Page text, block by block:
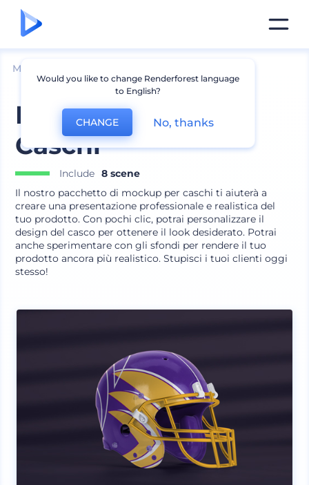
Mockup
Mockup di Varietà
Caschi
Include 8 scene
Il nostro pacchetto di mockup per caschi ti aiuterà a
creare una presentazione professionale e realistica del
tuo prodotto. Con pochi clic, potrai personalizzare il
design del casco per ottenere il look desiderato. Potrai
anche sperimentare con gli sfondi per rendere il tuo
prodotto ancora più realistico. Stupisci i tuoi clienti oggi
stesso!
Would you like to change Renderforest language
to English?
CHANGE No, thanks